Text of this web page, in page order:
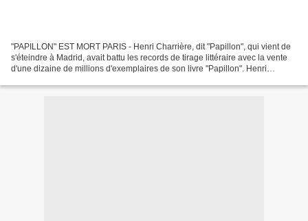
"PAPILLON" EST MORT PARIS - Henri Charrière, dit "Papillon", qui vient de
s'éteindre à Madrid, avait battu les records de tirage littéraire avec la vente
d'une dizaine de millions d'exemplaires de son livre "Papillon". Henri